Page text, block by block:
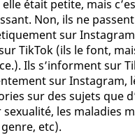
était petite, mais
Non, ils ne
sur
TikTok (ils le font,
Ils s’informent sur
sur Instagram,
sur des sujets que
les maladies
etc).